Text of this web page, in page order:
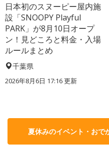
日本初のスヌーピー屋内施
設「SNOOPY Playful
PARK」が8月10日オープ
ン！見どころと料金・入場
ルールまとめ
千葉県
2026年8月6日 17:16更新
夏休みのイベント・おで